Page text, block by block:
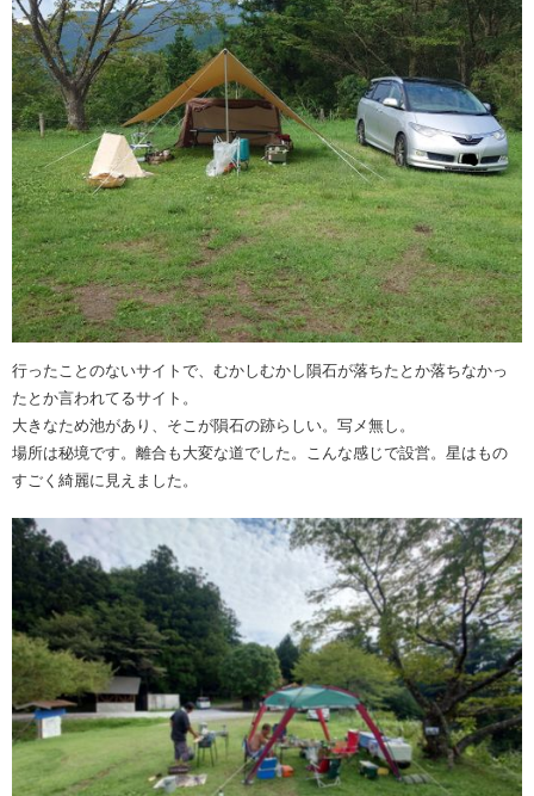
行ったことのないサイトで、むかしむかし隕石が落ちたとか落ちなかっ
たとか言われてるサイト。
大きなため池があり、そこが隕石の跡らしい。写メ無し。
場所は秘境です。離合も大変な道でした。こんな感じで設営。星はもの
すごく綺麗に見えました。